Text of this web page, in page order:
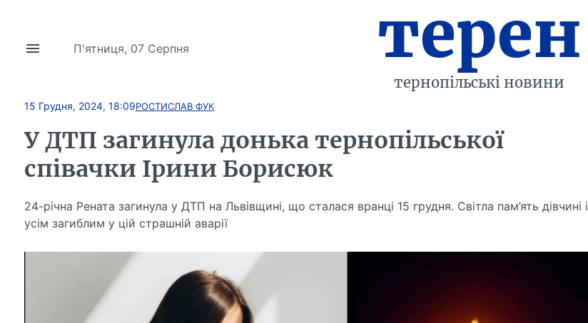
П'ятниця, 07 Серпня терен
тернопільські новини
15 Грудня, 2024, 18:09РОСТИСЛАВ ФУК
У ДТП загинула донька тернопільської
співачки Ірини Борисюк
24-річна Рената загинула у ДТП на Львівщині, що сталася вранці 15 грудня. Світла пам’ять дівчині і
усім загиблим у цій страшній аварії